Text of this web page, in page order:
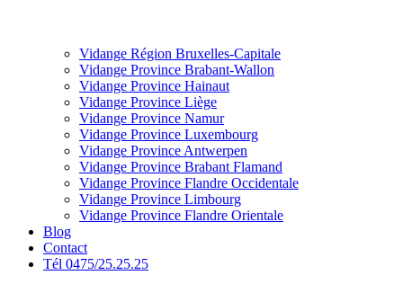
Vidange Région Bruxelles-Capitale
Vidange Province Brabant-Wallon
Vidange Province Hainaut
Vidange Province Liège
Vidange Province Namur
Vidange Province Luxembourg
Vidange Province Antwerpen
Vidange Province Brabant Flamand
Vidange Province Flandre Occidentale
Vidange Province Limbourg
Vidange Province Flandre Orientale
Blog
Contact
Tél 0475/25.25.25